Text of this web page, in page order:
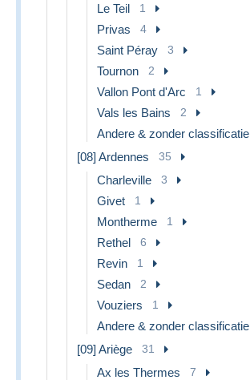
Le Teil 1
Privas 4
Saint Péray 3
Tournon 2
Vallon Pont d'Arc 1
Vals les Bains 2
Andere & zonder classificatie
[08] Ardennes 35
Charleville 3
Givet 1
Montherme 1
Rethel 6
Revin 1
Sedan 2
Vouziers 1
Andere & zonder classificatie
[09] Ariège 31
Ax les Thermes 7